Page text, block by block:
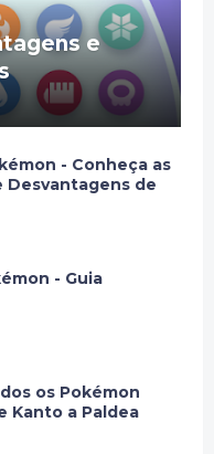
e
- Conheça as
Desvantagens de
- Guia
os Pokémon
Kanto a Paldea